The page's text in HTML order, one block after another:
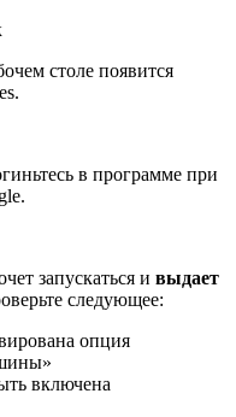
столе появится
в программе при
запускаться и выдает
следующее:
опция
включена